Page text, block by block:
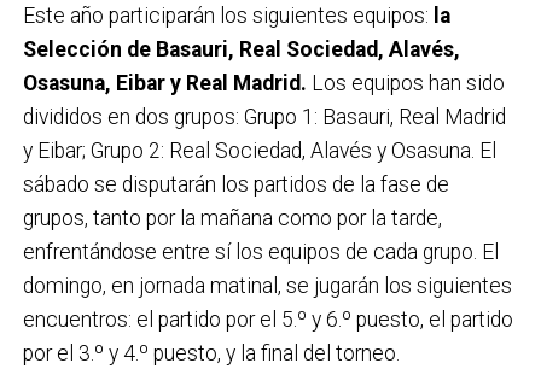
Este año participarán los siguientes equipos: la
Selección de Basauri, Real Sociedad, Alavés,
Osasuna, Eibar y Real Madrid. Los equipos han sido
divididos en dos grupos: Grupo 1: Basauri, Real Madrid
y Eibar; Grupo 2: Real Sociedad, Alavés y Osasuna. El
sábado se disputarán los partidos de la fase de
grupos, tanto por la mañana como por la tarde,
enfrentándose entre sí los equipos de cada grupo. El
domingo, en jornada matinal, se jugarán los siguientes
encuentros: el partido por el 5.º y 6.º puesto, el partido
por el 3.º y 4.º puesto, y la final del torneo.